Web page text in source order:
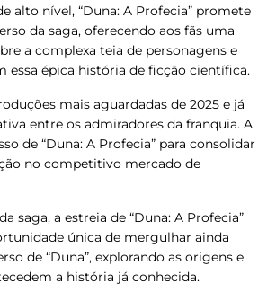
alto nível, “Duna: A Profecia” promete
da saga, oferecendo aos fãs uma
a complexa teia de personagens e
essa épica história de ficção científica.
mais aguardadas de 2025 e já
entre os admiradores da franquia. A
de “Duna: A Profecia” para consolidar
no competitivo mercado de
saga, a estreia de “Duna: A Profecia”
única de mergulhar ainda
de “Duna”, explorando as origens e
a história já conhecida.